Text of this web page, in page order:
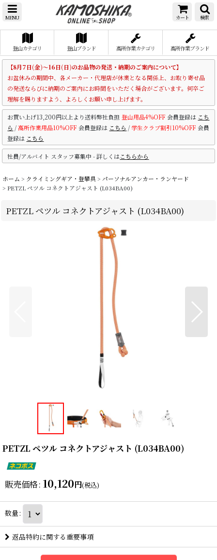
MENU カート 検索
登山カテゴリ 登山ブランド 高所作業カテゴリ 高所作業ブランド
【8月7日(金)～16日(日)のお品物の発送・納期のご案内について】
お盆休みの期間中、各メーカー・代理店が休業となる関係上、お取り寄せ品
の発送ならびに納期のご案内にお時間をいただく場合がございます。何卒ご
理解を賜りますよう、よろしくお願い申し上げます。
お買い上げ13,200円以上より送料弊社負担 登山用品4%OFF 会員登録は こち
ら /高所作業用品10%OFF 会員登録は こちら /学生クラブ割引10%OFF 会員
登録は こちら
社員/アルバイト スタッフ募集中 - 詳しくはこちらから
ホーム > クライミングギア・登攀具> パーソナルアンカー・ランヤード
> PETZL ペツル コネクトアジャスト (L034BA00)
PETZL ペツル コネクトアジャスト (L034BA00)
PETZL ペツル コネクトアジャスト (L034BA00)
販売価格: 10,120円(税込)
数量:
返品特約に関する重要事項